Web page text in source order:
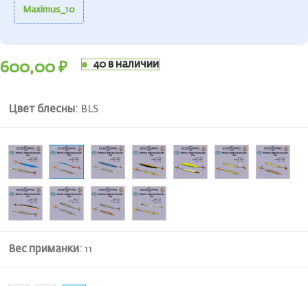
Maximus_10
600,00 ₽ 40 в наличии
Цвет блесны: BLS
Вес приманки: 11